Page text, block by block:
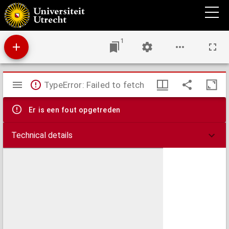
De geheele mathesis of wiskonst, herstelt in zijn natuurlijke gedaante:
1
Mirador
viewer
TypeError: Failed to fetch
Er is een fout opgetreden
Technical details